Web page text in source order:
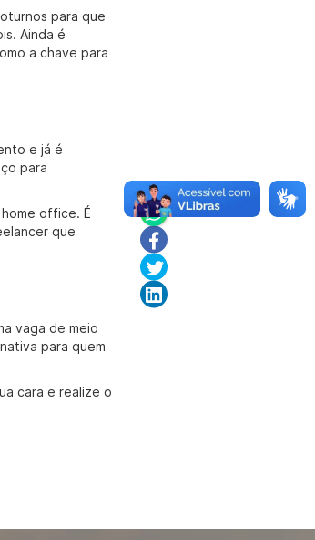
para que
Ainda é
a chave para
e já é
para
office. É
que
vaga de meio
para quem
cara e realize o